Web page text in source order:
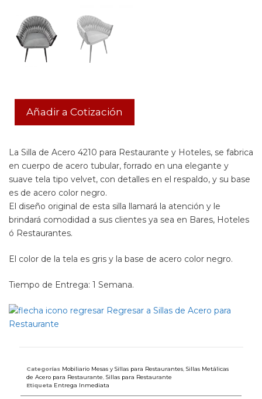
Añadir a Cotización
La Silla de Acero 4210 para Restaurante y Hoteles, se fabrica
en cuerpo de acero tubular, forrado en una elegante y
suave tela tipo velvet, con detalles en el respaldo, y su base
es de acero color negro.
El diseño original de esta silla llamará la atención y le
brindará comodidad a sus clientes ya sea en Bares, Hoteles
ó Restaurantes.
El color de la tela es gris y la base de acero color negro.
Tiempo de Entrega: 1 Semana.
Regresar a Sillas de Acero para
Restaurante
Categorías Mobiliario Mesas y Sillas para Restaurantes Sillas Metálicas
de Acero para Restaurante Sillas para Restaurante
Etiqueta Entrega Inmediata